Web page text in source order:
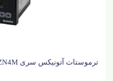
ترموستات آتونیکس سری TZN4M